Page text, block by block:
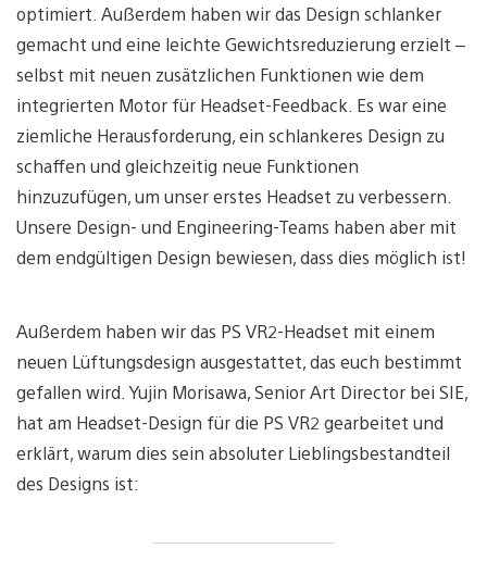
optimiert. Außerdem haben wir das Design schlanker
gemacht und eine leichte Gewichtsreduzierung erzielt –
selbst mit neuen zusätzlichen Funktionen wie dem
integrierten Motor für Headset-Feedback. Es war eine
ziemliche Herausforderung, ein schlankeres Design zu
schaffen und gleichzeitig neue Funktionen
hinzuzufügen, um unser erstes Headset zu verbessern.
Unsere Design- und Engineering-Teams haben aber mit
dem endgültigen Design bewiesen, dass dies möglich ist!
Außerdem haben wir das PS VR2-Headset mit einem
neuen Lüftungsdesign ausgestattet, das euch bestimmt
gefallen wird. Yujin Morisawa, Senior Art Director bei SIE,
hat am Headset-Design für die PS VR2 gearbeitet und
erklärt, warum dies sein absoluter Lieblingsbestandteil
des Designs ist: